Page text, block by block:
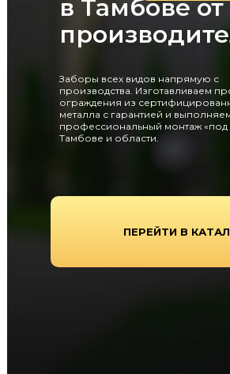
в Тамбове от
ПЕРЕЙТИ В
Заборы всех видов напрямую с
производства. Изготавливаем
ограждения из
металла с гарантией и
профессиональный монтаж «под
Тамбове и области.